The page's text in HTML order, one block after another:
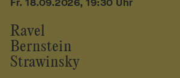
Ravel
Bernstein
Strawinsky